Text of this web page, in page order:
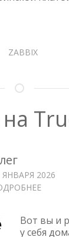
ZABBIX
ЯНВАРЯ 2026
Вот вы и
у себя